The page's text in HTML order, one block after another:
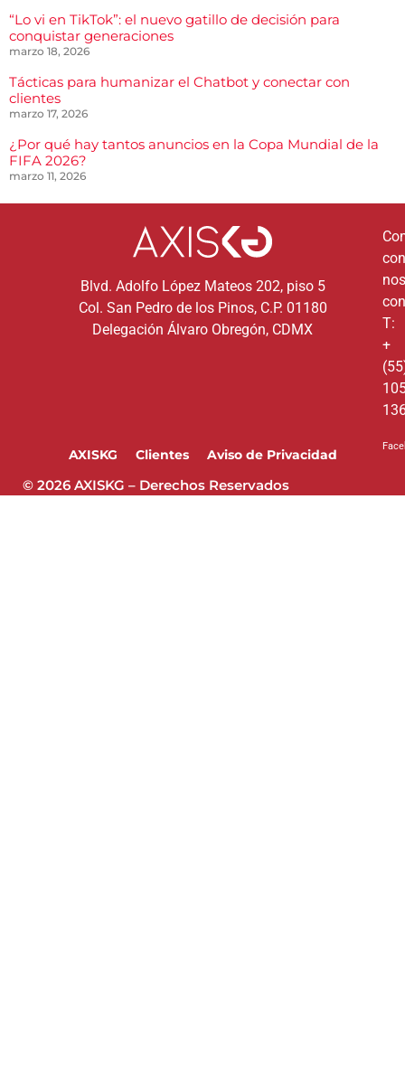
“Lo vi en TikTok”: el nuevo gatillo de decisión para
conquistar generaciones
marzo 18, 2026
Tácticas para humanizar el Chatbot y conectar con
clientes
marzo 17, 2026
¿Por qué hay tantos anuncios en la Copa Mundial de la
FIFA 2026?
marzo 11, 2026
Blvd. Adolfo López Mateos 202, piso 5
Col. San Pedro de los Pinos, C.P. 01180
Delegación Álvaro Obregón, CDMX
con
T:
+
AXISKG Clientes Aviso de Privacidad
© 2026 AXISKG – Derechos Reservados